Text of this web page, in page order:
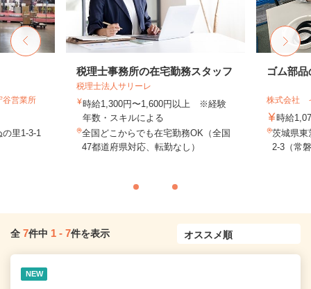
営業所
里1-3-1
税理士事務所の在宅勤務スタッフ
税理士法人サリーレ
時給1,300円〜1,600円以上 ※経験
年数・スキルによる
全国どこからでも在宅勤務OK（全国
47都道府県対応、転勤なし）
ゴム部
株式会社
時給
茨城県東
2-3（常
全 7件中 1 - 7件を表示
NEW